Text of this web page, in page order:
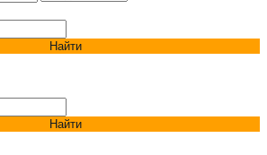
Найти
Найти